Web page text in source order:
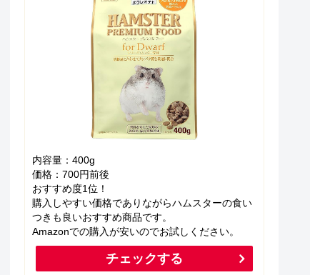
内容量：400g
価格：700円前後
おすすめ度1位！
購入しやすい価格でありながらハムスターの食い
つきも良いおすすめ商品です。
Amazonでの購入が安いのでお試しください。
チェックする